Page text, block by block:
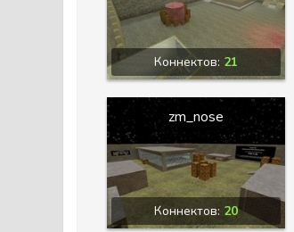
Коннектов: 21
Коннектов: 20
zm_nose